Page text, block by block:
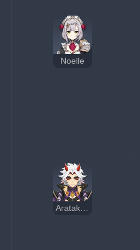
Noelle
Arataki Itto